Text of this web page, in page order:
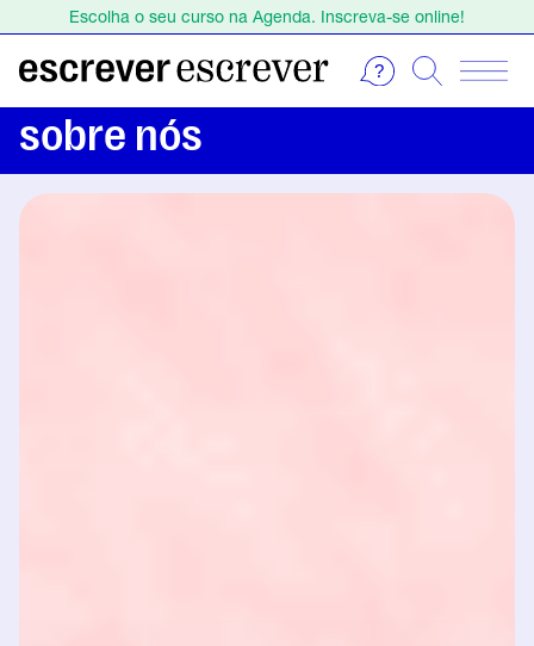
Estamos de férias de 1 a 23 de agosto.
Estamos de férias de 1 a 23 de agosto.
Escolha o seu curso na Agenda. Inscreva-se online!
sobre nós